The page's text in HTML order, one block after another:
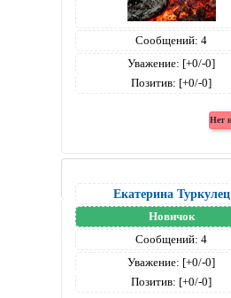
Сообщений: 4
Уважение: [+0/-0]
Позитив: [+0/-0]
Екатерина Туркулец
Новичок
Сообщений: 4
Уважение: [+0/-0]
Позитив: [+0/-0]